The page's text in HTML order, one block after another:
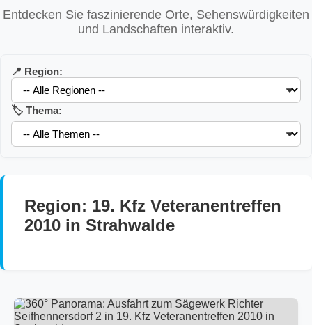
Entdecken Sie faszinierende Orte, Sehenswürdigkeiten
und Landschaften interaktiv.
📍 Region:
🏷️ Thema:
Region: 19. Kfz Veteranentreffen
2010 in Strahwalde